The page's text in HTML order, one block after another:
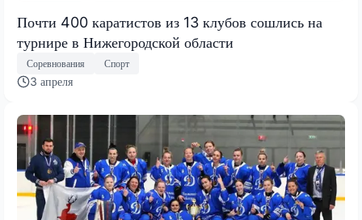
Почти 400 каратистов из 13 клубов сошлись на
турнире в Нижегородской области
Соревнования Спорт
3 апреля